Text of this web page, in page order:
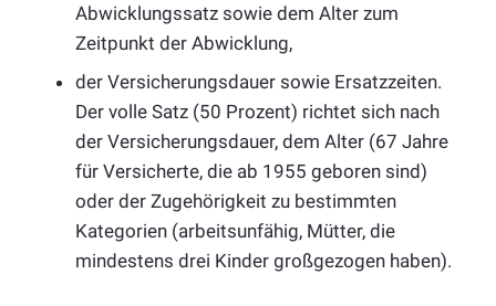
Abwicklungssatz sowie dem Alter zum
Zeitpunkt der Abwicklung,
der Versicherungsdauer sowie Ersatzzeiten.
Der volle Satz (50 Prozent) richtet sich nach
der Versicherungsdauer, dem Alter (67 Jahre
für Versicherte, die ab 1955 geboren sind)
oder der Zugehörigkeit zu bestimmten
Kategorien (arbeitsunfähig, Mütter, die
mindestens drei Kinder großgezogen haben).